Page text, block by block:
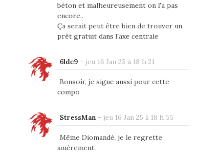
béton et malheureusement on l'a pas
encore..
Ça serait peut être bien de trouver un
prêt gratuit dans l'axe centrale
6ldc9 - jeu 16 Jan 25 à 18 h 21
Bonsoir, je signe aussi pour cette
compo
StressMan - jeu 16 Jan 25 à 18 h 55
Même Diomandé, je le regrette
amèrement.